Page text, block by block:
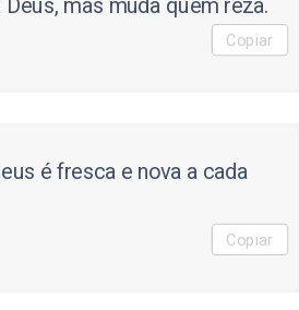
mas muda quem reza.
Copiar
é fresca e nova a cada
Copiar